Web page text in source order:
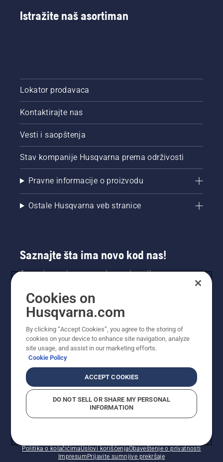
Istražite naš asortiman
Lokator prodavaca
Kontaktirajte nas
Vesti i saopštenja
Stav kompanije Husqvarna prema održivosti
Pravne informacije o proizvodu
Ostale Husqvarna veb stranice
Saznajte šta ima novo kod nas!
Saznajte prvi sve o novim proizvodima,
Prijavite se na naš bilten ovde.
Politika o kolačićimaUslovi korišćenjaObaveštenje o privatnosti
ImpresumPrijavite sumnjive prekršaje
Cookies on
Husqvarna.com
By clicking “Accept Cookies”, you agree to the storing of
cookies on your device to enhance site navigation, analyze
site usage, and assist in our marketing efforts.
Cookie Policy
ACCEPT COOKIES
DO NOT SELL OR SHARE MY PERSONAL
INFORMATION